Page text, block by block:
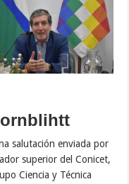
salutación enviada por
superior del Conicet,
Ciencia y Técnica